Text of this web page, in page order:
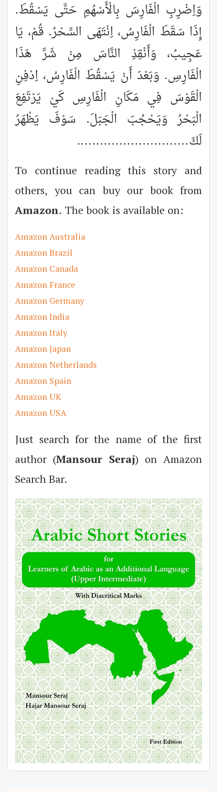
وَاِضْرِبِ الْفَارِسَ بِالْأَسْهُمِ حَتَّى يَسْقُطَ.
إِذَا سَقَطَ الْفَارِسُ، اِنْتَهَى السِّحْرُ. قُمْ، يَا
عَجِيبُ، وَأَنْقِذِ النَّاسَ مِنْ شَرِّ هَذَا
الْفَارِسِ. وَبَعْدَ أَنْ يَسْقُطَ الْفَارِسُ، اِدْفِنِ
الْقَوْسَ فِي مَكَانِ الْفَارِسِ كَيْ يَرْتَفِعَ
الْبَحْرُ وَيَحْجُبَ الْجَبَلَ. سَوْفَ يَظْهَرُ
لَكَ.............................
To continue reading this story and
others, you can buy our book from
Amazon. The book is available on:
Amazon Australia
Amazon Brazil
Amazon Canada
Amazon France
Amazon Germany
Amazon India
Amazon Italy
Amazon Japan
Amazon Netherlands
Amazon Spain
Amazon UK
Amazon USA
Just search for the name of the first
author (Mansour Seraj) on Amazon
Search Bar.